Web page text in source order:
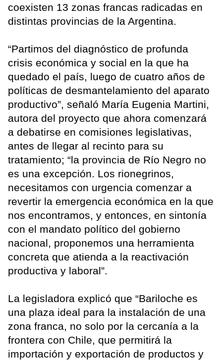
coexisten 13 zonas francas radicadas en
distintas provincias de la Argentina.
“Partimos del diagnóstico de profunda
crisis económica y social en la que ha
quedado el país, luego de cuatro años de
políticas de desmantelamiento del aparato
productivo”, señaló María Eugenia Martini,
autora del proyecto que ahora comenzará
a debatirse en comisiones legislativas,
antes de llegar al recinto para su
tratamiento; “la provincia de Río Negro no
es una excepción. Los rionegrinos,
necesitamos con urgencia comenzar a
revertir la emergencia económica en la que
nos encontramos, y entonces, en sintonía
con el mandato político del gobierno
nacional, proponemos una herramienta
concreta que atienda a la reactivación
productiva y laboral”.
La legisladora explicó que “Bariloche es
una plaza ideal para la instalación de una
zona franca, no solo por la cercanía a la
frontera con Chile, que permitirá la
importación y exportación de productos y